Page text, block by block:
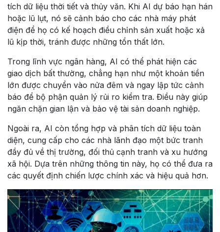
tích dữ liệu thời tiết và thủy văn. Khi AI dự báo hạn hán
hoặc lũ lụt, nó sẽ cảnh báo cho các nhà máy phát
điện để họ có kế hoạch điều chỉnh sản xuất hoặc xả
lũ kịp thời, tránh được những tổn thất lớn.
Trong lĩnh vực ngân hàng, AI có thể phát hiện các
giao dịch bất thường, chẳng hạn như một khoản tiền
lớn được chuyển vào nửa đêm và ngay lập tức cảnh
báo để bộ phận quản lý rủi ro kiểm tra. Điều này giúp
ngăn chặn gian lận và bảo vệ tài sản doanh nghiệp.
Ngoài ra, AI còn tổng hợp và phân tích dữ liệu toàn
diện, cung cấp cho các nhà lãnh đạo một bức tranh
đầy đủ về thị trường, đối thủ cạnh tranh và xu hướng
xã hội. Dựa trên những thông tin này, họ có thể đưa ra
các quyết định chiến lược chính xác và hiệu quả hơn.